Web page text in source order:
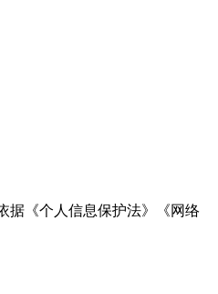
据《个人信息保护法》《网络